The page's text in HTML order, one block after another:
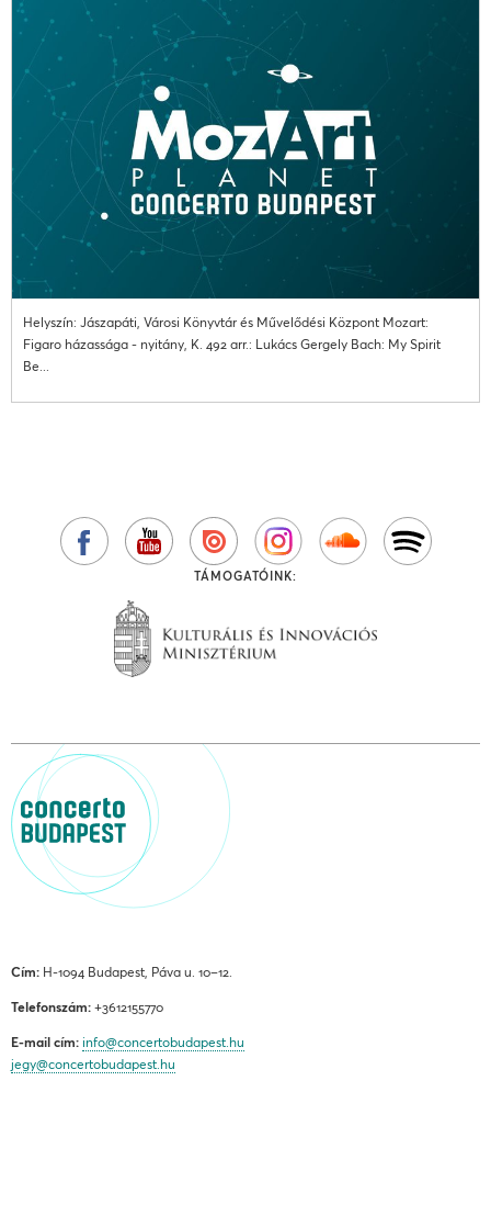
Helyszín: Jászapáti, Városi Könyvtár és Művelődési Központ Mozart:
Figaro házassága - nyitány, K. 492 arr.: Lukács Gergely Bach: My Spirit
Be...
TÁMOGATÓINK:
Cím: H-1094 Budapest, Páva u. 10–12.
Telefonszám: +3612155770
E-mail cím: info@concertobudapest.hu
jegy@concertobudapest.hu